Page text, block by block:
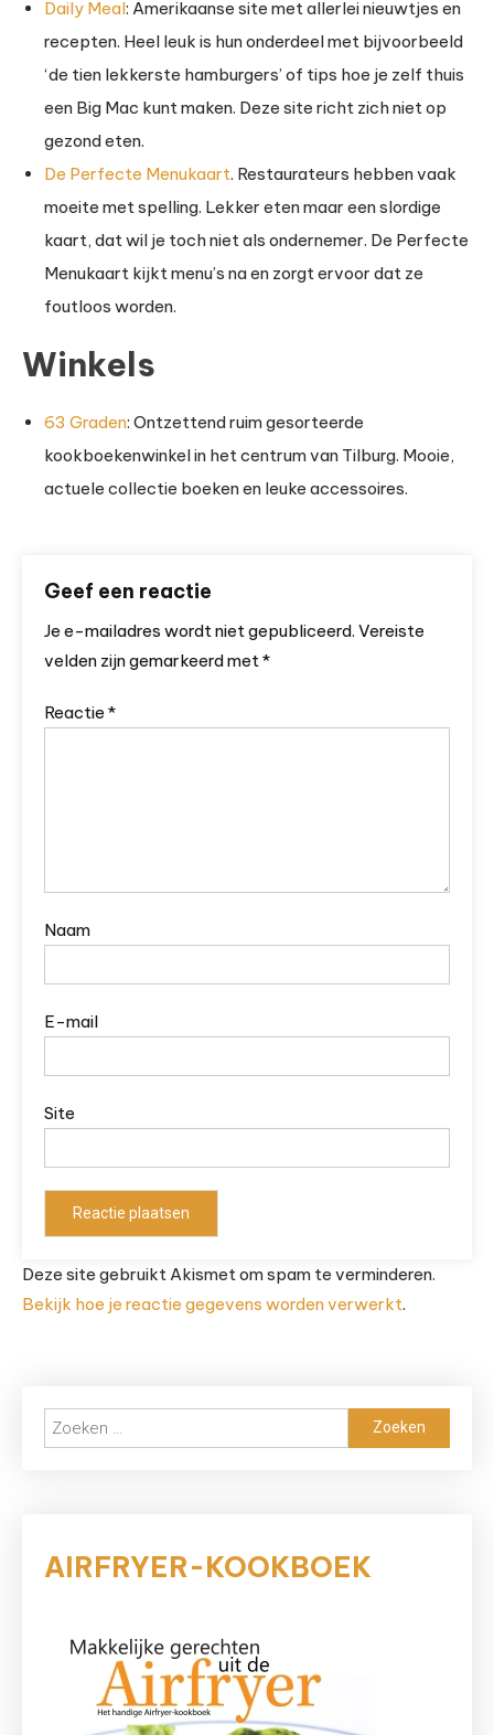
Daily Meal: Amerikaanse site met allerlei nieuwtjes en
recepten. Heel leuk is hun onderdeel met bijvoorbeeld
‘de tien lekkerste hamburgers’ of tips hoe je zelf thuis
een Big Mac kunt maken. Deze site richt zich niet op
gezond eten.
De Perfecte Menukaart. Restaurateurs hebben vaak
moeite met spelling. Lekker eten maar een slordige
kaart, dat wil je toch niet als ondernemer. De Perfecte
Menukaart kijkt menu’s na en zorgt ervoor dat ze
foutloos worden.
Winkels
63 Graden: Ontzettend ruim gesorteerde
kookboekenwinkel in het centrum van Tilburg. Mooie,
actuele collectie boeken en leuke accessoires.
Geef een reactie
Je e-mailadres wordt niet gepubliceerd. Vereiste
velden zijn gemarkeerd met *
Reactie *
Naam
E-mail
Site
Deze site gebruikt Akismet om spam te verminderen.
Bekijk hoe je reactie gegevens worden verwerkt.
Zoeken
naar:
AIRFRYER-KOOKBOEK